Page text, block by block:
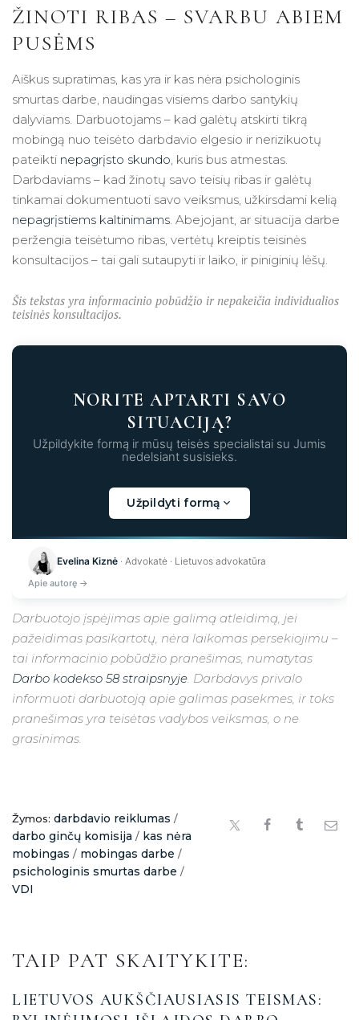
ŽINOTI RIBAS – SVARBU ABIEM
PUSĖMS
Aiškus supratimas, kas yra ir kas nėra psichologinis
smurtas darbe, naudingas visiems darbo santykių
dalyviams. Darbuotojams – kad galėtų atskirti tikrą
mobingą nuo teisėto darbdavio elgesio ir nerizikuotų
pateikti nepagrįsto skundo, kuris bus atmestas.
Darbdaviams – kad žinotų savo teisių ribas ir galėtų
tinkamai dokumentuoti savo veiksmus, užkirsdami kelią
nepagrįstiems kaltinimams. Abejojant, ar situacija darbe
peržengia teisėtumo ribas, vertėtų kreiptis teisinės
konsultacijos – tai gali sutaupyti ir laiko, ir piniginių lėšų.
Šis tekstas yra informacinio pobūdžio ir nepakeičia individualios
teisinės konsultacijos.
NORITE APTARTI SAVO
SITUACIJĄ?
Užpildykite formą ir mūsų teisės specialistai su Jumis
nedelsiant susisieks.
Užpildyti formą
Kraunama...
Evelina Kiznė · Advokatė · Lietuvos advokatūra
Apie autorę →
Darbuotojo įspėjimas apie galimą atleidimą, jei
pažeidimas pasikartotų, nėra laikomas persekiojimu –
tai informacinio pobūdžio pranešimas, numatytas
Darbo kodekso 58 straipsnyje . Darbdavys privalo
informuoti darbuotoją apie galimas pasekmes, ir toks
pranešimas yra teisėtas vadybos veiksmas, o ne
grasinimas.
Žymos: darbdavio reiklumas /
darbo ginčų komisija / kas nėra
mobingas / mobingas darbe /
psichologinis smurtas darbe /
VDI
TAIP PAT SKAITYKITE:
LIETUVOS AUKŠČIAUSIASIS TEISMAS: